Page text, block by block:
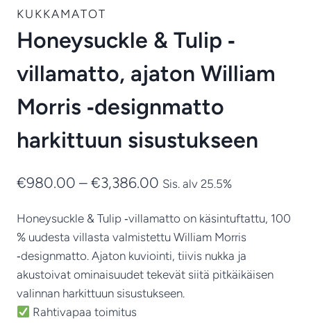
KUKKAMATOT
Honeysuckle & Tulip ‑
villamatto, ajaton William
Morris ‑designmatto
harkittuun sisustukseen
€980.00 – €3,386.00 Hintaluokka:
-
€3,386.00
Sis. alv 25.5%
Honeysuckle & Tulip ‑villamatto on käsintuftattu, 100
% uudesta villasta valmistettu William Morris
‑designmatto. Ajaton kuviointi, tiivis nukka ja
akustoivat ominaisuudet tekevät siitä pitkäikäisen
valinnan harkittuun sisustukseen.
Rahtivapaa toimitus